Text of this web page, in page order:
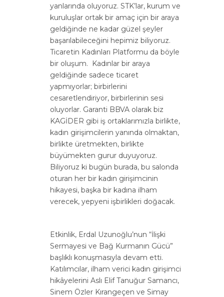
yanlarında oluyoruz. STK’lar, kurum ve
kuruluşlar ortak bir amaç için bir araya
geldiğinde ne kadar güzel şeyler
başarılabileceğini hepimiz biliyoruz.
Ticaretin Kadınları Platformu da böyle
bir oluşum. Kadınlar bir araya
geldiğinde sadece ticaret
yapmıyorlar; birbirlerini
cesaretlendiriyor, birbirlerinin sesi
oluyorlar. Garanti BBVA olarak biz
KAGİDER gibi iş ortaklarımızla birlikte,
kadın girişimcilerin yanında olmaktan,
birlikte üretmekten, birlikte
büyümekten gurur duyuyoruz.
Biliyoruz ki bugün burada, bu salonda
oturan her bir kadın girişimcinin
hikayesi, başka bir kadına ilham
verecek, yepyeni işbirlikleri doğacak.
Etkinlik, Erdal Uzunoğlu’nun “İlişki
Sermayesi ve Bağ Kurmanın Gücü”
başlıklı konuşmasıyla devam etti.
Katılımcılar, ilham verici kadın girişimci
hikâyelerini Aslı Elif Tanuğur Samancı,
Sinem Özler Kırangeçen ve Simay